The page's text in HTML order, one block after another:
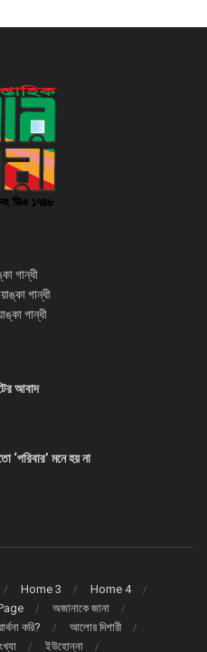
গান্ধী
গান্ধী
গান্ধী
আবাদ
মনে হয় না
Home 3
Home 4
অজানাকে জানা
করি?
আলোর দিশারী
ইউহোন্না